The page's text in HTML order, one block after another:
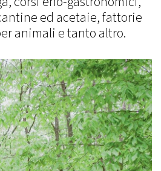
ed acetaie, fattorie
animali e tanto altro.